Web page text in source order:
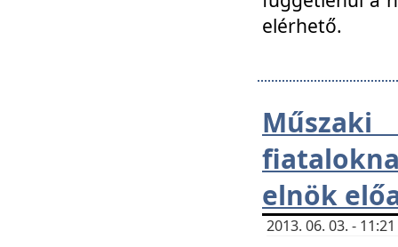
elérhető.
elnök
2013. 06. 03. -